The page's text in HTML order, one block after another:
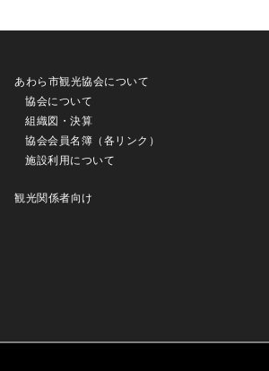
あわら市観光協会について
協会について
組織図・決算
協会会員名簿（各リンク）
施設利用について
観光関係者向け